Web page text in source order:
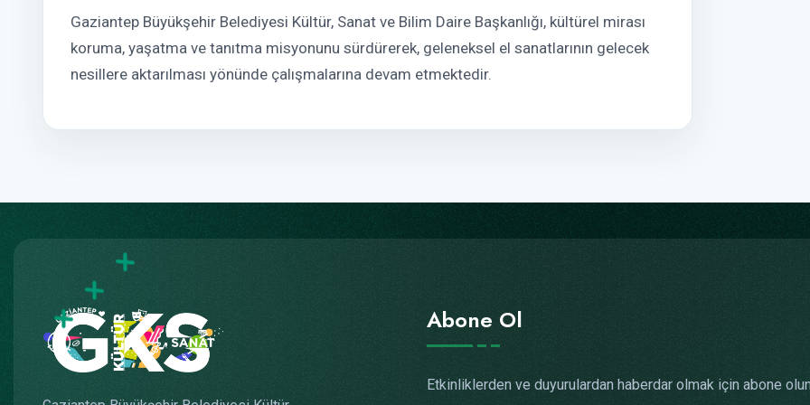
Gaziantep Büyükşehir Belediyesi Kültür, Sanat ve Bilim Daire Başkanlığı, kültürel mirası
koruma, yaşatma ve tanıtma misyonunu sürdürerek, geleneksel el sanatlarının gelecek
nesillere aktarılması yönünde çalışmalarına devam etmektedir.
Abone Ol
Etkinliklerden ve duyurulardan haberdar olmak için abone